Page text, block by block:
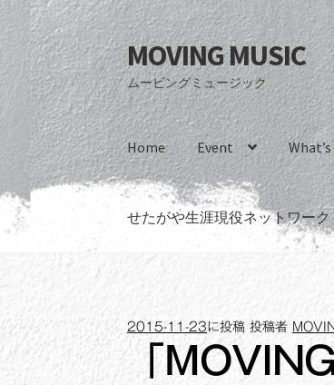
ナ
ビ
ゲ
ー
シ
ョ
ン
ス
コ
ン
テ
ン
ツ
へ
ス
ッ
MOVING MUSIC
ムービングミュージック
Home Event
せたがや生涯現役ネットワーク
2015-11-23に投稿 投稿者
「